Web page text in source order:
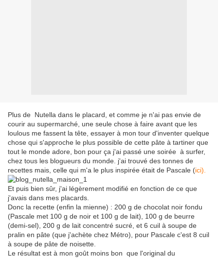
Plus de Nutella dans le placard, et comme je n'ai pas envie de
courir au supermarché, une seule chose à faire avant que les
loulous me fassent la tête, essayer à mon tour d'inventer quelque
chose qui s'approche le plus possible de cette pâte à tartiner que
tout le monde adore, bon pour ça j'ai passé une soirée à surfer,
chez tous les blogueurs du monde. j'ai trouvé des tonnes de
recettes mais, celle qui m'a le plus inspirée était de Pascale (ici)
Et puis bien sûr, j'ai légèrement modifié en fonction de ce que
j'avais dans mes placards.
Donc la recette (enfin la mienne) : 200 g de chocolat noir fondu
(Pascale met 100 g de noir et 100 g de lait), 100 g de beurre
(demi-sel), 200 g de lait concentré sucré, et 6 cuil à soupe de
pralin en pâte (que j'achète chez Métro), pour Pascale c'est 8 cuil
à soupe de pâte de noisette.
Le résultat est à mon goût moins bon que l'original du